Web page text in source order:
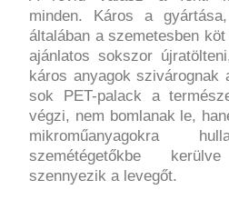
minden. Káros a
általában a szemetesben
ajánlatos sokszor
káros anyagok szivárognak
sok PET-palack a
végzi, nem bomlanak le,
mikroműanyagokra
szemétégetőkbe
szennyezik a levegőt.